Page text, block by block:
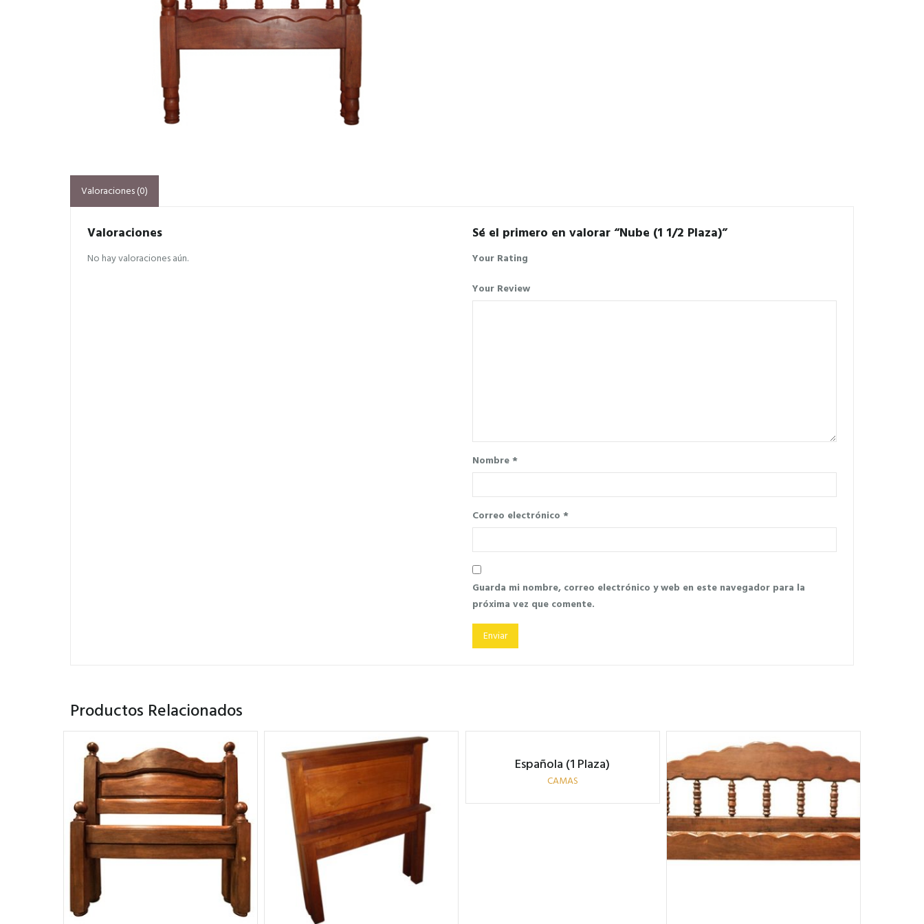
Valoraciones (0)
Valoraciones
No hay valoraciones aún.
Sé el primero en valorar “Nube (1 1/2 Plaza)”
Your Rating
Your Review
Nombre*
Correo electrónico *
Guarda mi nombre, correo electrónico y web en este navegador para la
próxima vez que comente.
Productos Relacionados
Española (1 Plaza)
CAMAS